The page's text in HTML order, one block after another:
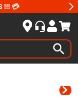
!!! 💳